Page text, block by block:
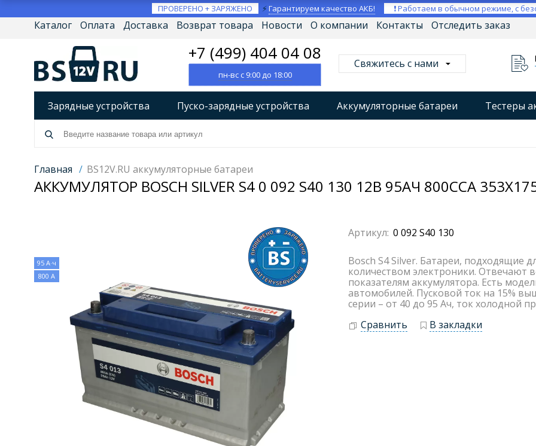
ПРОВЕРЕНО + ЗАРЯЖЕНО ⚡Гарантируем качество АКБ! ❗ Работаем в обычном режиме, с
Каталог Оплата Доставка Возврат товара Новости О компании Контакты Отследить заказ
+7 (499) 404 04 08
пн-вс с 9:00 до 18:00
Свяжитесь с нами
Зарядные устройства Пуско-зарядные устройства Аккумуляторные батареи Тестеры
Разрядно-диагностические устройства
Источники бесперебойного питания (ИБП)
Товары по брендам
Главная / BS12V.RU аккумуляторные батареи
АККУМУЛЯТОР BOSCH SILVER S4 0 092 S40 130 12В 95АЧ 800CCA
95 А·ч
800 А
Артикул: 0 092 S40 130
Bosch S4 Silver. Батареи, подходящие
количеством электроники. Отвечают
показателям аккумулятора. Есть
автомобилей. Пусковой ток на 15%
серии – от 40 до 95 Ач, ток холодной
Сравнить
В закладки